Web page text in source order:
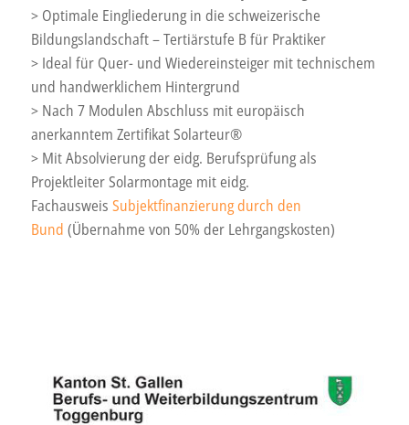
> Optimale Eingliederung in die schweizerische
Bildungslandschaft – Tertiärstufe B für Praktiker
> Ideal für Quer- und Wiedereinsteiger mit technischem
und handwerklichem Hintergrund
> Nach 7 Modulen Abschluss mit europäisch
anerkanntem Zertifikat Solarteur®
> Mit Absolvierung der eidg. Berufsprüfung als
Projektleiter Solarmontage mit eidg.
Fachausweis Subjektfinanzierung durch den
Bund (Übernahme von 50% der Lehrgangskosten)